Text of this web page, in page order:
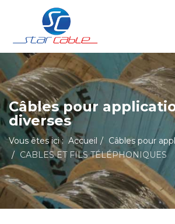
Câbles pour
diverses
Vous êtes ici : Accueil
Câbles pour
CABLES ET FILS TÉLÉPHONIQUES